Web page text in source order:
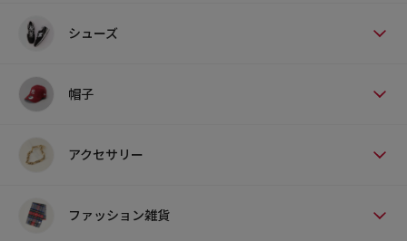
シューズ
帽子
アクセサリー
ファッション雑貨